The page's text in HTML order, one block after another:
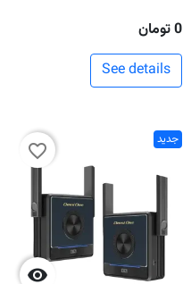
0 تومان
See details
جدید

favorite_border